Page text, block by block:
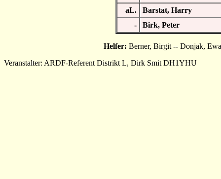
aL.
Barstat, Harry
-
Birk, Peter
Helfer: Berner, Birgit -- Donjak,
Veranstalter: ARDF-Referent Distrikt L, Dirk Smit DH1YHU